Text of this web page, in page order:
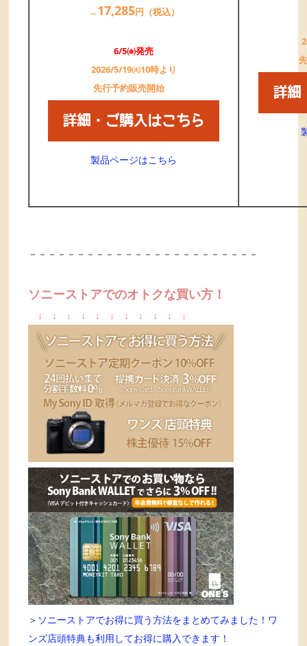
→17,285円（税込）
6/5㈮発売
2026/5/19㈫10時より
先行予約販売開始
製品ページはこちら
－－－－－－－－－－－－－－－－－－－－－－－－
ソニーストアでのオトクな買い方！
↓ ↓ ↓ ↓ ↓ ↓ ↓ ↓ ↓ ↓ ↓
＞ ソニーストアでお得に買う方法をまとめてみました！ワ
ンズ店頭特典も利用してお得に購入できます！